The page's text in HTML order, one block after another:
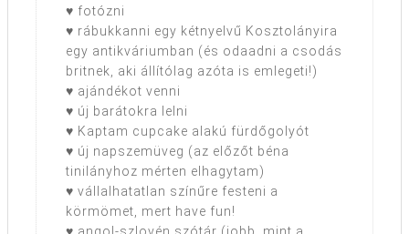
♥ fotózni
♥ rábukkanni egy kétnyelvű Kosztolányira
egy antikváriumban (és odaadni a csodás
britnek, aki állítólag azóta is emlegeti!)
♥ ajándékot venni
♥ új barátokra lelni
♥ Kaptam cupcake alakú fürdőgolyót
♥ új napszemüveg (az előzőt béna
tinilányhoz mérten elhagytam)
♥ vállalhatatlan színűre festeni a
körmömet, mert have fun!